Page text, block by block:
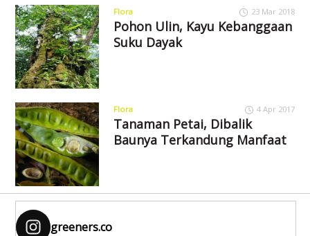
Flora 23 Mar 2018
Pohon Ulin, Kayu Kebanggaan
Suku Dayak
Flora 4 Apr 2017
Tanaman Petai, Dibalik
Baunya Terkandung Manfaat
greeners.co